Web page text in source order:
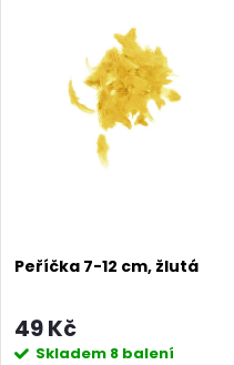
Peříčka 7-12 cm, žlutá
49 Kč
Skladem 8 balení